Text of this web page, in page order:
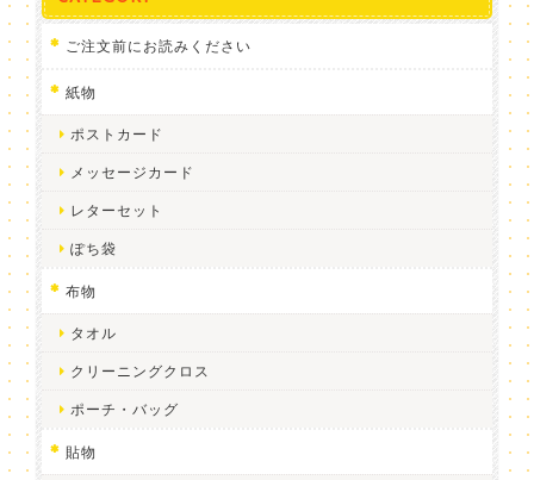
ご注文前にお読みください
紙物
ポストカード
メッセージカード
レターセット
ぽち袋
布物
タオル
クリーニングクロス
ポーチ・バッグ
貼物